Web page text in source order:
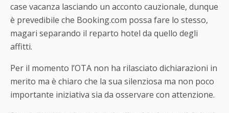
case vacanza lasciando un acconto cauzionale, dunque
è prevedibile che Booking.com possa fare lo stesso,
magari separando il reparto hotel da quello degli
affitti.
Per il momento l’OTA non ha rilasciato dichiarazioni in
merito ma è chiaro che la sua silenziosa ma non poco
importante iniziativa sia da osservare con attenzione.